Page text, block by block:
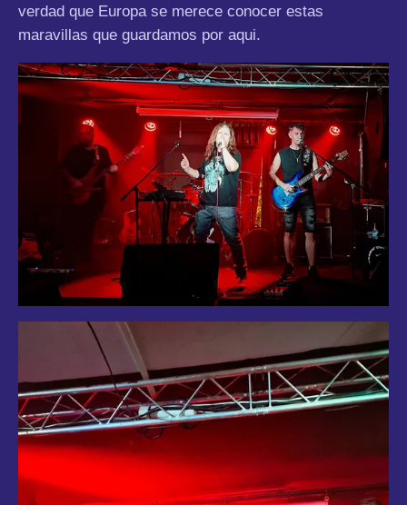
verdad que Europa se merece conocer estas
maravillas que guardamos por aqui.